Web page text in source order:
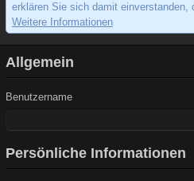
erklären Sie sich damit einverstanden,
Weitere Informationen
Allgemein
Benutzername
Persönliche Informationen